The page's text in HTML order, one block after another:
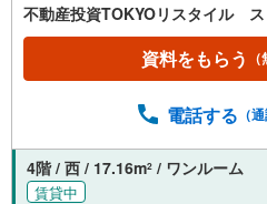
不動産投資TOKYOリスタイル
資料をもらう
電話する （
4階 / 西 / 17.16m2 / ワンルーム
賃貸中